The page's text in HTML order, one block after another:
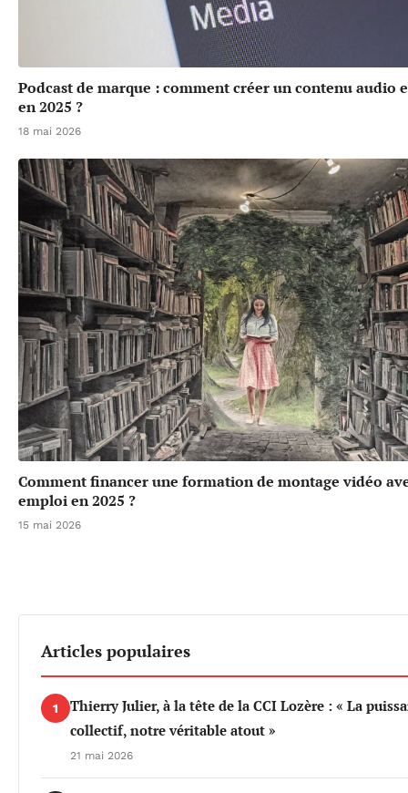
Podcast de marque : comment créer un contenu audio
en 2025 ?
18 mai 2026
Comment financer une formation de montage vidéo
emploi en 2025 ?
15 mai 2026
Articles populaires
1
Thierry Julier, à la tête de la CCI Lozère : « La
collectif, notre véritable atout »
21 mai 2026